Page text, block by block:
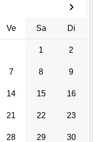
Ve Sa Di
1 2
7 8 9
14 15 16
21 22 23
28 29 30